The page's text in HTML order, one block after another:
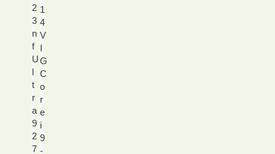
2
3
n
f
U
l
t
r
a
9
2
7
1
4
V
I
G
C
o
r
e
i
9
-